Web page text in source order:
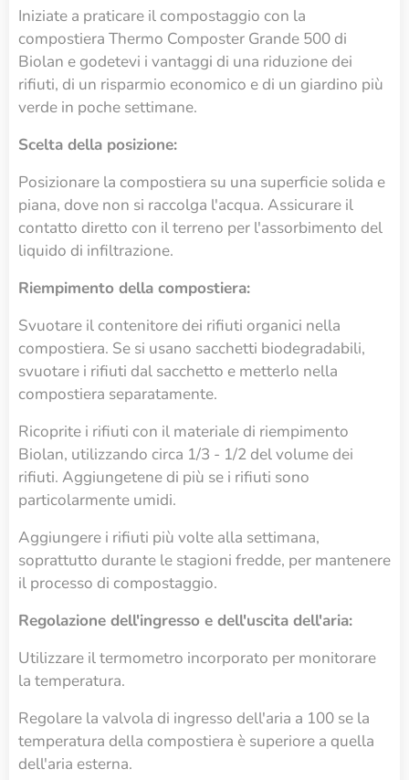
Iniziate a praticare il compostaggio con la
compostiera Thermo Composter Grande 500 di
Biolan e godetevi i vantaggi di una riduzione dei
rifiuti, di un risparmio economico e di un giardino più
verde in poche settimane.
Scelta della posizione:
Posizionare la compostiera su una superficie solida e
piana, dove non si raccolga l'acqua. Assicurare il
contatto diretto con il terreno per l'assorbimento del
liquido di infiltrazione.
Riempimento della compostiera:
Svuotare il contenitore dei rifiuti organici nella
compostiera. Se si usano sacchetti biodegradabili,
svuotare i rifiuti dal sacchetto e metterlo nella
compostiera separatamente.
Ricoprite i rifiuti con il materiale di riempimento
Biolan, utilizzando circa 1/3 - 1/2 del volume dei
rifiuti. Aggiungetene di più se i rifiuti sono
particolarmente umidi.
Aggiungere i rifiuti più volte alla settimana,
soprattutto durante le stagioni fredde, per mantenere
il processo di compostaggio.
Regolazione dell'ingresso e dell'uscita dell'aria:
Utilizzare il termometro incorporato per monitorare
la temperatura.
Regolare la valvola di ingresso dell'aria a 100 se la
temperatura della compostiera è superiore a quella
dell'aria esterna.